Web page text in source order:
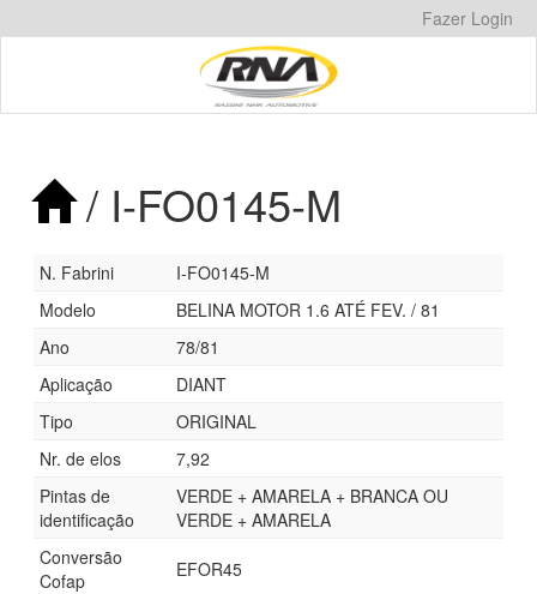
para
Fazer Login
/ I-FO0145-M
N. Fabrini
I-FO0145-M
Modelo
BELINA MOTOR 1.6 ATÉ FEV. / 81
Ano
78/81
Aplicação
DIANT
Tipo
ORIGINAL
Nr. de elos
7,92
Pintas de
identificação
VERDE + AMARELA + BRANCA OU
VERDE + AMARELA
Conversão
Cofap
EFOR45